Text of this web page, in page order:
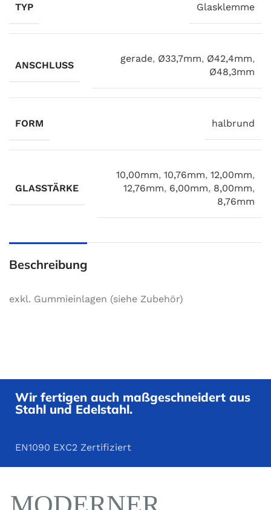
TYP Glasklemme
ANSCHLUSS
gerade, Ø33,7mm, Ø42,4mm,
Ø48,3mm
FORM halbrund
GLASSTÄRKE
10,00mm, 10,76mm, 12,00mm,
12,76mm, 6,00mm, 8,00mm,
8,76mm
Beschreibung
exkl. Gummieinlagen (siehe Zubehör)
Wir fertigen auch maßgeschneidert aus
Stahl und Edelstahl.
EN1090 EXC2 Zertifiziert